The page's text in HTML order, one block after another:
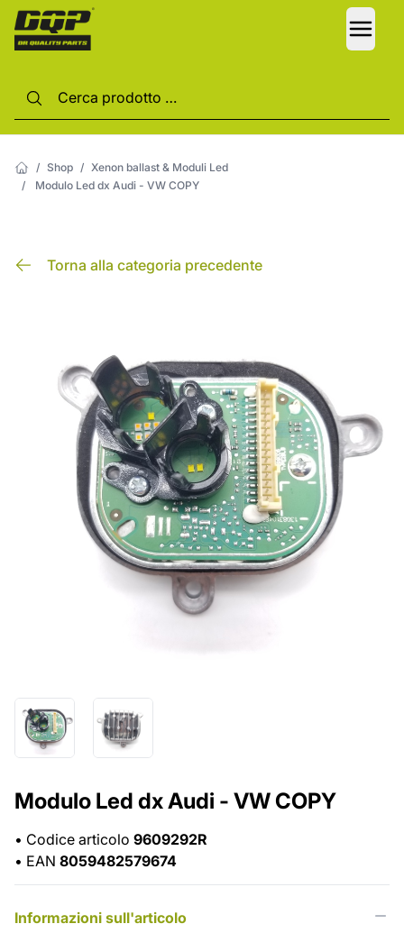
/ Shop / Xenon ballast & Moduli Led
/
Modulo Led dx Audi - VW COPY
Torna alla categoria precedente
Modulo Led dx Audi - VW COPY
• Codice articolo 9609292R
• EAN 8059482579674
Informazioni sull'articolo